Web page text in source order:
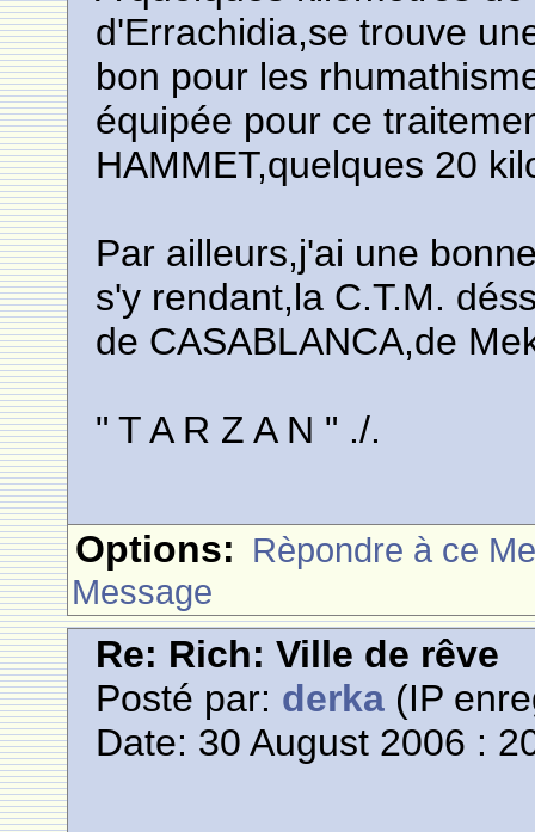
d'Errachidia,se trouve
bon pour les
équipée pour ce
HAMMET,quelques 20
Par ailleurs,j'ai une
s'y rendant,la C.T.M.
de CASABLANCA,de
" T A R Z A N " ./.
Options: Rèpondre à ce
Message
Re: Rich: Ville de rêve
Posté par: derka (IP
Date: 30 August 2006 :